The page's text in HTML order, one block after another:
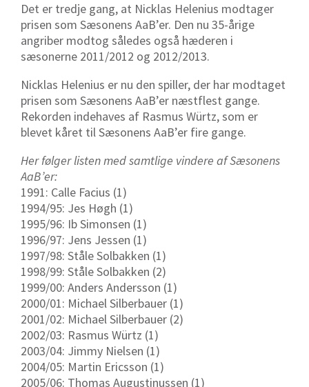
Det er tredje gang, at Nicklas Helenius modtager
prisen som Sæsonens AaB’er. Den nu 35-årige
angriber modtog således også hæderen i
sæsonerne 2011/2012 og 2012/2013.
Nicklas Helenius er nu den spiller, der har modtaget
prisen som Sæsonens AaB’er næstflest gange.
Rekorden indehaves af Rasmus Würtz, som er
blevet kåret til Sæsonens AaB’er fire gange.
Her følger listen med samtlige vindere af Sæsonens
AaB’er:
1991: Calle Facius (1)
1994/95: Jes Høgh (1)
1995/96: Ib Simonsen (1)
1996/97: Jens Jessen (1)
1997/98: Ståle Solbakken (1)
1998/99: Ståle Solbakken (2)
1999/00: Anders Andersson (1)
2000/01: Michael Silberbauer (1)
2001/02: Michael Silberbauer (2)
2002/03: Rasmus Würtz (1)
2003/04: Jimmy Nielsen (1)
2004/05: Martin Ericsson (1)
2005/06: Thomas Augustinussen (1)